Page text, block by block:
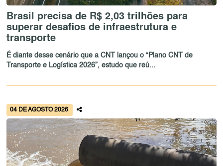
Brasil precisa de R$ 2,03 trilhões para
superar desafios de infraestrutura e
transporte
É diante desse cenário que a CNT lançou o “Plano CNT de
Transporte e Logística 2026”, estudo que reú...
04 DE AGOSTO 2026